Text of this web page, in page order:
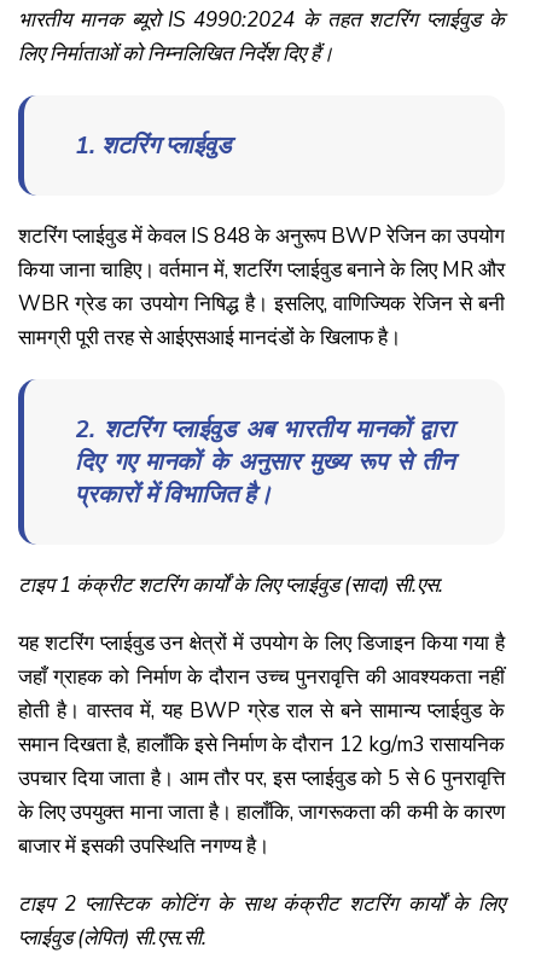
भारतीय मानक ब्यूरो IS 4990:2024 के तहत शटरिंग प्लाईवुड के
लिए निर्माताओं को निम्नलिखित निर्देश दिए हैं।
1. शटरिंग प्लाईवुड
शटरिंग प्लाईवुड में केवल IS 848 के अनुरूप BWP रेजिन का उपयोग
किया जाना चाहिए। वर्तमान में, शटरिंग प्लाईवुड बनाने के लिए MR और
WBR ग्रेड का उपयोग निषिद्ध है। इसलिए, वाणिज्यिक रेजिन से बनी
सामग्री पूरी तरह से आईएसआई मानदंडों के खिलाफ है।
2. शटरिंग प्लाईवुड अब भारतीय मानकों द्वारा
दिए गए मानकों के अनुसार मुख्य रूप से तीन
प्रकारों में विभाजित है।
टाइप 1 कंक्रीट शटरिंग कार्यों के लिए प्लाईवुड (सादा) सी.एस.
यह शटरिंग प्लाईवुड उन क्षेत्रों में उपयोग के लिए डिजाइन किया गया है
जहाँ ग्राहक को निर्माण के दौरान उच्च पुनरावृत्ति की आवश्यकता नहीं
होती है। वास्तव में, यह BWP ग्रेड राल से बने सामान्य प्लाईवुड के
समान दिखता है, हालाँकि इसे निर्माण के दौरान 12 kg/m3 रासायनिक
उपचार दिया जाता है। आम तौर पर, इस प्लाईवुड को 5 से 6 पुनरावृत्ति
के लिए उपयुक्त माना जाता है। हालाँकि, जागरूकता की कमी के कारण
बाजार में इसकी उपस्थिति नगण्य है।
टाइप 2 प्लास्टिक कोटिंग के साथ कंक्रीट शटरिंग कार्यों के लिए
प्लाईवुड (लेपित) सी.एस.सी.